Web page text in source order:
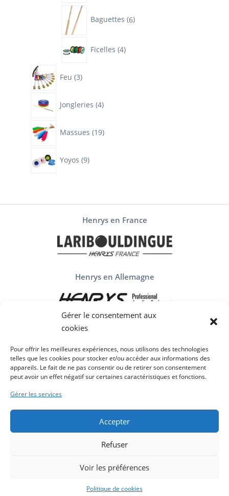
Gérer le consentement aux
cookies
Pour offrir les meilleures expériences, nous utilisons des technologies
telles que les cookies pour stocker et/ou accéder aux informations des
appareils. Le fait de ne pas consentir ou de retirer son consentement
peut avoir un effet négatif sur certaines caractéristiques et fonctions.
Gérer les services
Accepter
Refuser
Voir les préférences
Politique de cookies
Baguettes 6produits
Ficelles 4
produits
Feu 3
produits
Jongleries 4
produits
Massues 19
produits
Yoyos 9
produits
Henrys en France
Henrys en Allemagne
Henrys en Espagne
Politique de cookies (UE)
© 2022 Henrys.fr | Une création de site
IWANTMYSEO.COM